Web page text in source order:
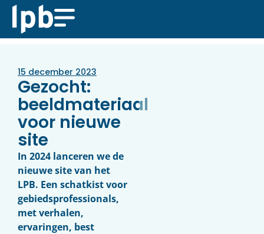
15 december 2023
Gezocht:
beeldmateriaal
voor nieuwe
site
In 2024 lanceren we de
nieuwe site van het
LPB. Een schatkist voor
gebiedsprofessionals,
met verhalen,
ervaringen, best